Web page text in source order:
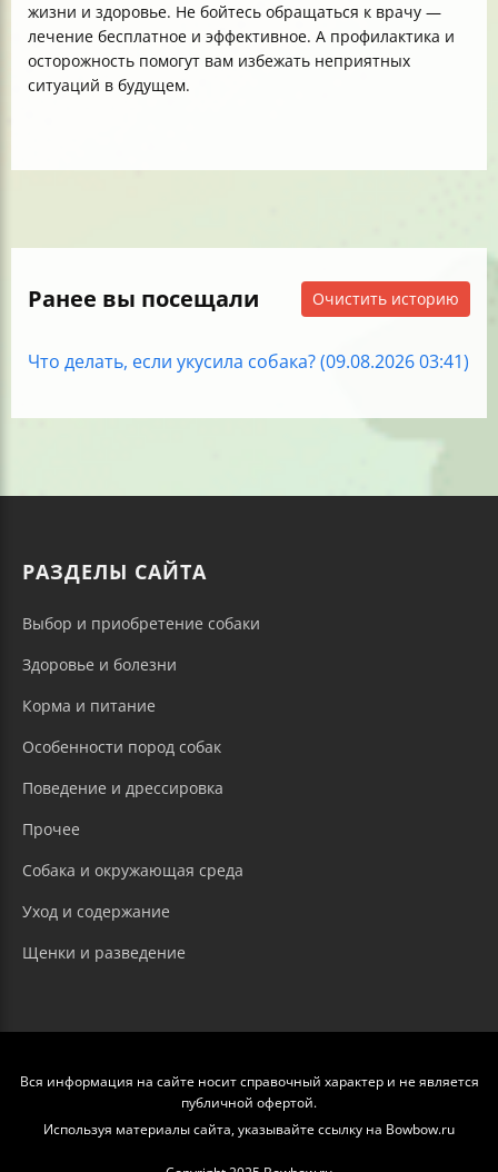
жизни и здоровье. Не бойтесь обращаться к врачу —
лечение бесплатное и эффективное. А профилактика и
осторожность помогут вам избежать неприятных
ситуаций в будущем.
Ранее вы посещали Очистить историю
Что делать, если укусила собака? (09.08.2026 03:41)
РАЗДЕЛЫ САЙТА
Выбор и приобретение собаки
Здоровье и болезни
Корма и питание
Особенности пород собак
Поведение и дрессировка
Прочее
Собака и окружающая среда
Уход и содержание
Щенки и разведение
Вся информация на сайте носит справочный характер и не является
публичной офертой.
Используя материалы сайта, указывайте ссылку на Bowbow.ru